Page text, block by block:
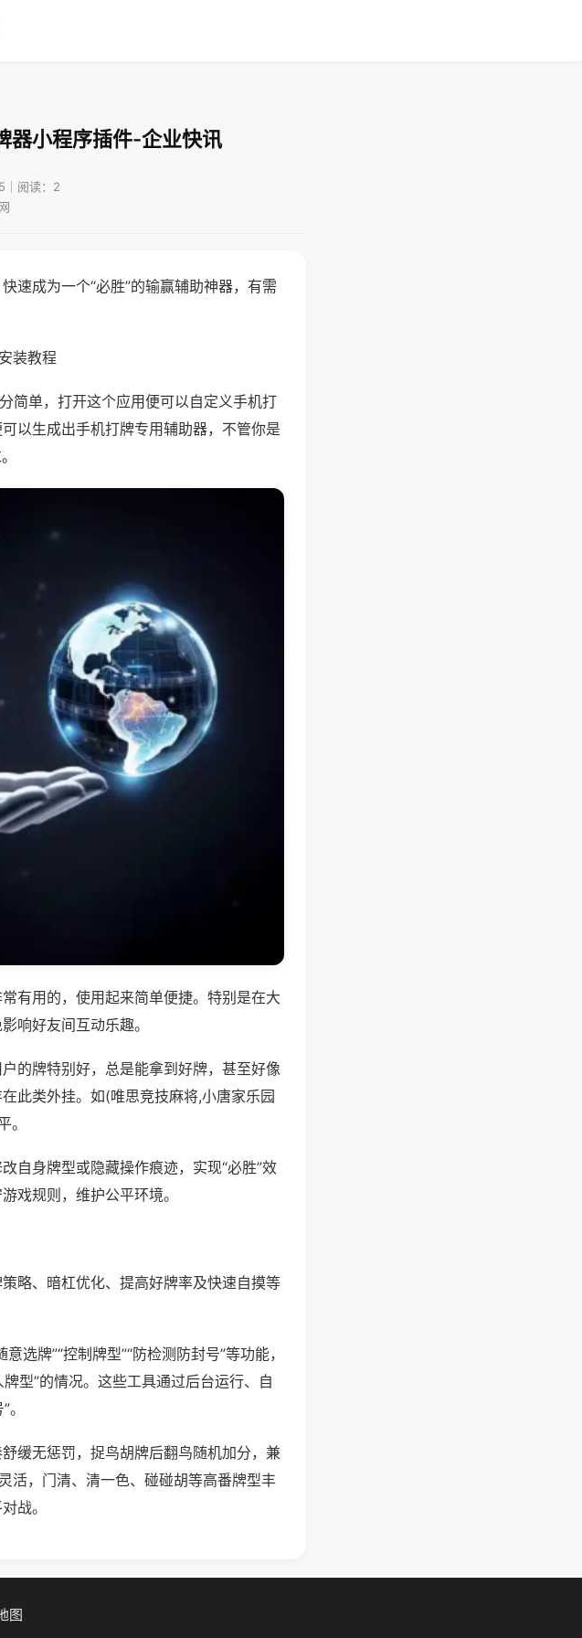
器小程序插件-企业快讯
阅读：2
速成为一个“必胜”的输赢辅助神器，有需
装教程
简单，打开这个应用便可以自定义手机打
以生成出手机打牌专用辅助器，不管你是
有用的，使用起来简单便捷。特别是在大
响好友间互动乐趣。
的牌特别好，总是能拿到好牌，甚至好像
此类外挂。如(唯思竞技麻将,小唐家乐园
。
自身牌型或隐藏操作痕迹，实现“必胜”效
戏规则，维护公平环境。
略、暗杠优化、提高好牌率及快速自摸等
选牌”“控制牌型”“防检测防封号”等功能，
型”的情况。这些工具通过后台运行、自
缓无惩罚，捉鸟胡牌后翻鸟随机加分，兼
活，门清、清一色、碰碰胡等高番牌型丰
战。
图